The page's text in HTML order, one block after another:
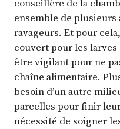
conseillère de la
ensemble de
ravageurs. Et pour
couvert pour les
être vigilant pour ne
chaîne alimentaire.
besoin d’un autre
parcelles pour finir
nécessité de soigner